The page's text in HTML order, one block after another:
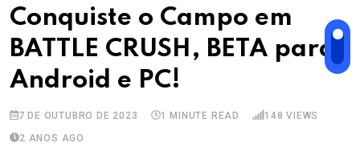
Conquiste o Campo em
BATTLE CRUSH, BETA para
Android e PC!
7 DE OUTUBRO DE 2023 1 MINUTE READ 148 VIEWS
2 ANOS AGO